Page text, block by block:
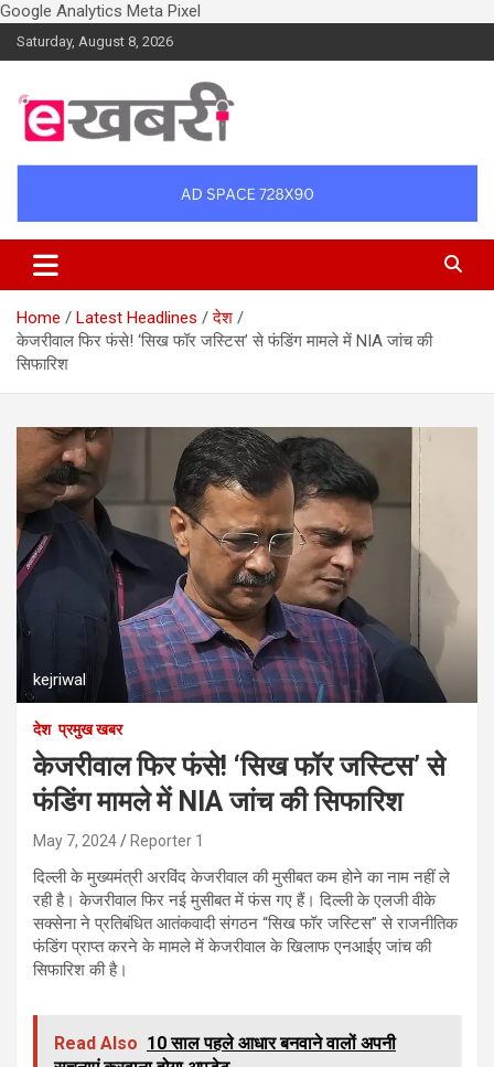
Google Analytics Meta Pixel
Skip
to
Saturday, August 8, 2026
Ekhabri.com
Home Latest Headlines
देश
केजरीवाल फिर फंसे! ‘सिख फॉर जस्टिस’ से फंडिंग मामले में NIA जांच की
सिफारिश
kejriwal
देश प्रमुख खबर
केजरीवाल फिर फंसे! ‘सिख फॉर जस्टिस’ से
फंडिंग मामले में NIA जांच की सिफारिश
May 7, 2024 Reporter 1
दिल्ली के मुख्यमंत्री अरविंद केजरीवाल की मुसीबत कम होने का नाम नहीं ले
रही है। केजरीवाल फिर नई मुसीबत में फंस गए हैं। दिल्ली के एलजी वीके
सक्सेना ने प्रतिबंधित आतंकवादी संगठन “सिख फॉर जस्टिस” से राजनीतिक
फंडिंग प्राप्त करने के मामले में केजरीवाल के खिलाफ एनआईए जांच की
सिफारिश की है।
Read Also 10 साल पहले आधार बनवाने वालों अपनी